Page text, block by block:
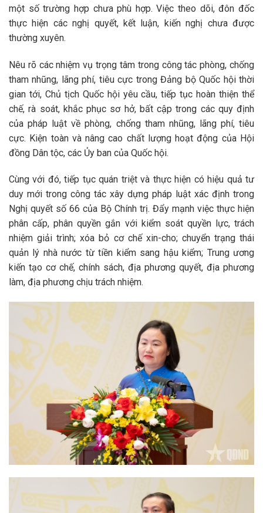
một số trường hợp chưa phù hợp. Việc theo dõi, đôn đốc
thực hiện các nghị quyết, kết luận, kiến nghị chưa được
thường xuyên.
Nêu rõ các nhiệm vụ trọng tâm trong công tác phòng, chống
tham nhũng, lãng phí, tiêu cực trong Đảng bộ Quốc hội thời
gian tới, Chủ tịch Quốc hội yêu cầu, tiếp tục hoàn thiện thể
chế, rà soát, khắc phục sơ hở, bất cập trong các quy định
của pháp luật về phòng, chống tham nhũng, lãng phí, tiêu
cực. Kiện toàn và nâng cao chất lượng hoạt động của Hội
đồng Dân tộc, các Ủy ban của Quốc hội.
Cùng với đó, tiếp tục quán triệt và thực hiện có hiệu quả tư
duy mới trong công tác xây dựng pháp luật xác định trong
Nghị quyết số 66 của Bộ Chính trị. Đẩy mạnh việc thực hiện
phân cấp, phân quyền gắn với kiểm soát quyền lực, trách
nhiệm giải trình; xóa bỏ cơ chế xin-cho; chuyển trạng thái
quản lý nhà nước từ tiền kiểm sang hậu kiểm; Trung ương
kiến tạo cơ chế, chính sách, địa phương quyết, địa phương
làm, địa phương chịu trách nhiệm.